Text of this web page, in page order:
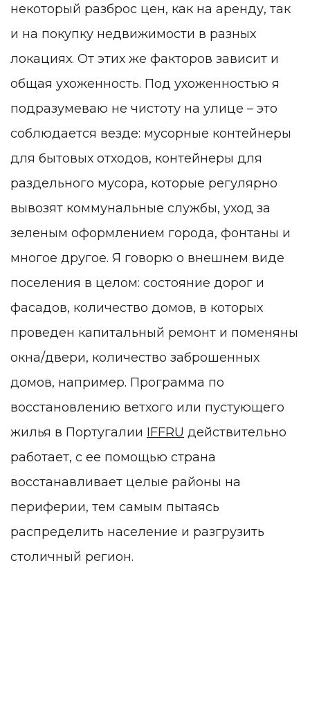
некоторый разброс цен, как на аренду, так
и на покупку недвижимости в разных
локациях. От этих же факторов зависит и
общая ухоженность. Под ухоженностью я
подразумеваю не чистоту на улице – это
соблюдается везде: мусорные контейнеры
для бытовых отходов, контейнеры для
раздельного мусора, которые регулярно
вывозят коммунальные службы, уход за
зеленым оформлением города, фонтаны и
многое другое. Я говорю о внешнем виде
поселения в целом: состояние дорог и
фасадов, количество домов, в которых
проведен капитальный ремонт и поменяны
окна/двери, количество заброшенных
домов, например. Программа по
восстановлению ветхого или пустующего
жилья в Португалии IFFRU действительно
работает, с ее помощью страна
восстанавливает целые районы на
периферии, тем самым пытаясь
распределить население и разгрузить
столичный регион.